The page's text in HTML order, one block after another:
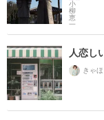
人恋し
きゃほ